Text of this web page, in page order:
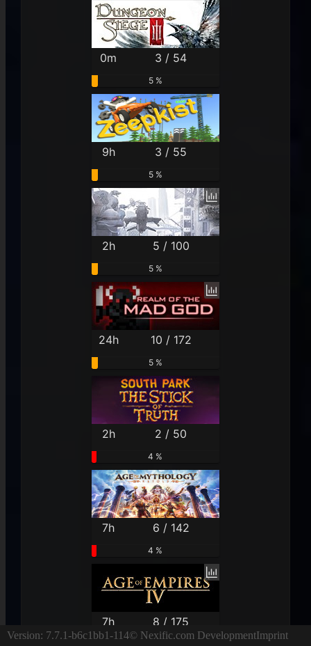
0m 3 / 54
5 %
9h 3 / 55
5 %
2h 5 / 100
5 %
24h 10 / 172
5 %
2h 2 / 50
4 %
7h 6 / 142
4 %
7h 8 / 175
Version: 7.7.1-b6c1bb1-114© Nexific.com DevelopmentImprint